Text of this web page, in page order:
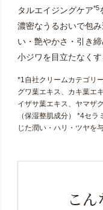
タルエイジングケア*5
濃密なうるおいで包
い・艶やかさ・引き
小ジワを目立たなく
*1自社クリームカテゴリ
グワ葉エキス、カキ葉エ
イザサ葉エキス、ヤマザ
（保湿整肌成分） *4セ
じた潤い・ハリ・ツヤを
こ